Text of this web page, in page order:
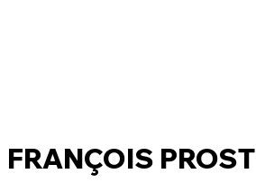
FRANÇOIS PROST